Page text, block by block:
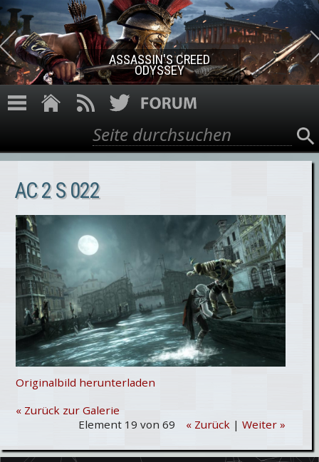
Direkt zum Inhalt
ASSASSIN'S CREED ROGUE
REMASTERED
Suchformular
Suche
AC 2 S 022
Originalbild herunterladen
« Zurück zur Galerie
Element 19 von 69
« Zurück| Weiter »